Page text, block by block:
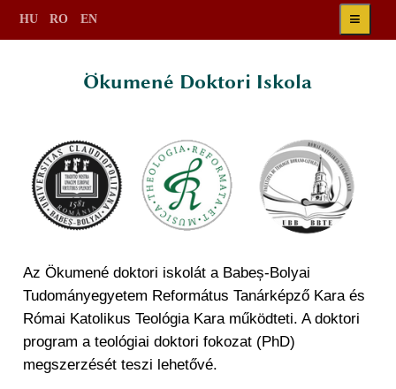
≡
HU RO EN
Ökumené Doktori Iskola
Az Ökumené doktori iskolát a Babeș-Bolyai
Tudományegyetem Református Tanárképző Kara és
Római Katolikus Teológia Kara működteti. A doktori
program a teológiai doktori fokozat (PhD)
megszerzését teszi lehetővé.